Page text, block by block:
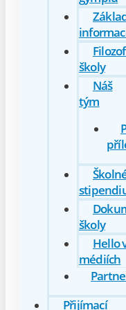
školy
Náš
tým
školy
Hello
médiích
Přijímací